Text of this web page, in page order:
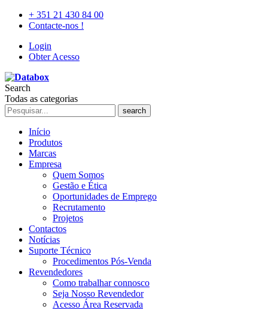
+ 351 21 430 84 00
Contacte-nos !
Login
Obter Acesso
Search
Todas as categorias
search
Início
Produtos
Marcas
Empresa
Quem Somos
Gestão e Ética
Oportunidades de Emprego
Recrutamento
Projetos
Contactos
Notícias
Suporte Técnico
Procedimentos Pós-Venda
Revendedores
Como trabalhar connosco
Seja Nosso Revendedor
Acesso Área Reservada